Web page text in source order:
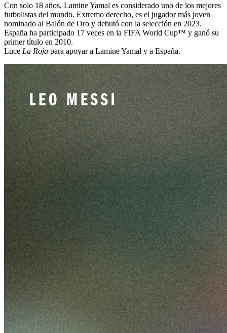
Con solo 18 años, Lamine Yamal es considerado uno de los mejores
futbolistas del mundo. Extremo derecho, es el jugador más joven
nominado al Balón de Oro y debutó con la selección en 2023.
España ha participado 17 veces en la FIFA World Cup™ y ganó su
primer título en 2010.
Luce La Roja para apoyar a Lamine Yamal y a España.